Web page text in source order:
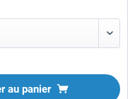
au panier